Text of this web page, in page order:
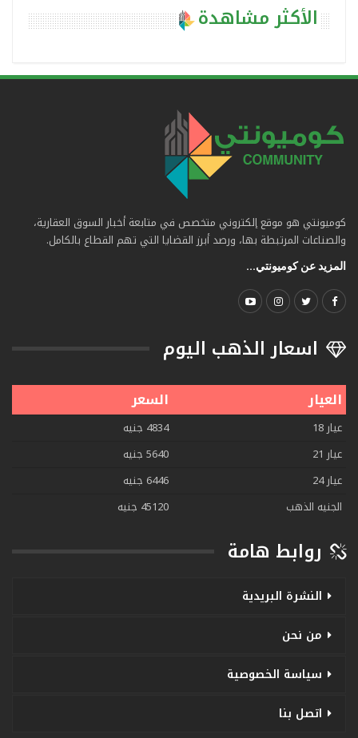
الأكثر مشاهدة
كوميونتي هو موقع إلكتروني متخصص في متابعة أخبار السوق العقارية،
والصناعات المرتبطة بها، ورصد أبرز القضايا التي تهم القطاع بالكامل.
المزيد عن كوميونتي...
اسعار الذهب اليوم
العيار السعر
عيار 18
4834 جنيه
عيار 21
5640 جنيه
عيار 24
6446 جنيه
الجنيه الذهب
45120 جنيه
روابط هامة
النشرة البريدية
من نحن
سياسة الخصوصية
اتصل بنا